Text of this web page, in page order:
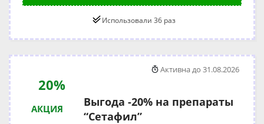
Использовали 36 раз
20%
АКЦИЯ
Выгода -20% на препараты
“Сетафил”
Активна до 31.08.2026